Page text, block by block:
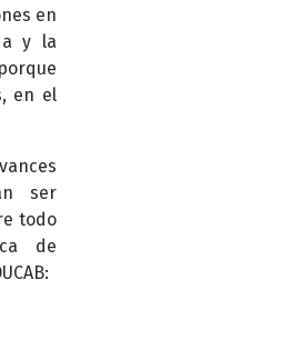
en
y la
en el
ser
todo
de